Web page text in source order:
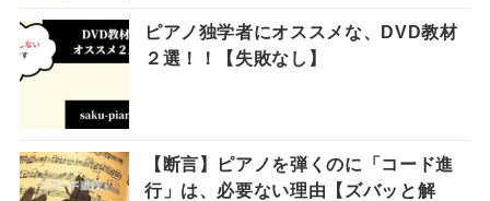
ピアノ独学者にオススメな、DVD教材
２選！！【失敗なし】
【断言】ピアノを弾くのに「コード進
行」は、必要ない理由【ズバッと解